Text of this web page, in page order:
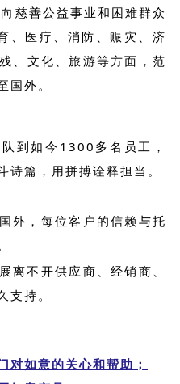
慈善公益事业和困难群众
、医疗、消防、赈灾、济
、文化、旅游等方面，范
国外。
到如今1300多名员工，
诗篇，用拼搏诠释担当。
外，每位客户的信赖与托
离不开供应商、经销商、
支持。
对如意的关心和帮助；